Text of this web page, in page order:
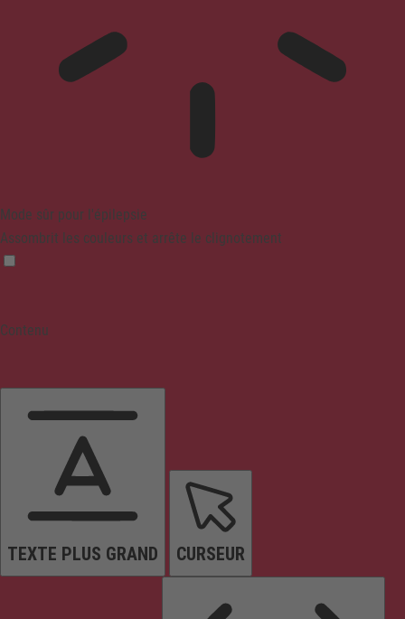
Mode sûr pour l'épilepsie
Assombrit les couleurs et arrête le clignotement
Contenu
TEXTE PLUS GRAND CURSEUR